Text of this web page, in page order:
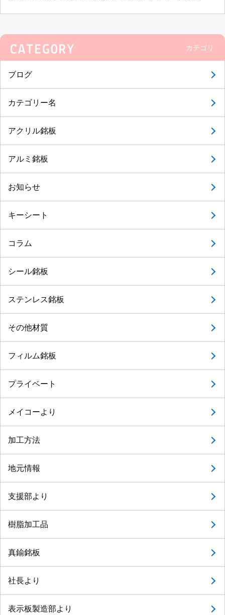
カテゴリ
ブログ
カテゴリー名
アクリル銘板
アルミ銘板
お知らせ
キーシート
コラム
シール銘板
ステンレス銘板
その他材質
フィルム銘板
プライベート
メイコーより
加工方法
地元情報
支援部より
樹脂加工品
真鍮銘板
社長より
表示板製造部より